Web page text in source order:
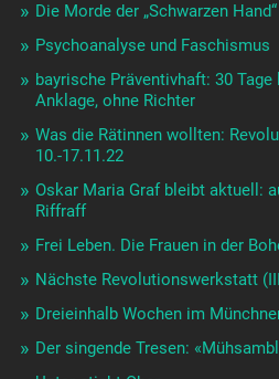
Die Morde der „Schwarzen
Psychoanalyse und Faschismus
bayrische Präventivhaft: 30
Anklage, ohne Richter
Was die Rätinnen wollten:
10.-17.11.22
Oskar Maria Graf bleibt aktuell:
Riffraff
Frei Leben. Die Frauen in der
Nächste Revolutionswerkstatt
Dreieinhalb Wochen im
Der singende Tresen: